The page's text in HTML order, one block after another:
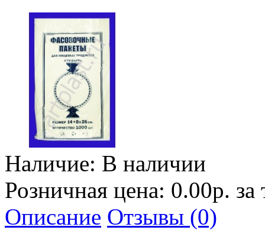
Наличие: В наличии
Розничная цена: 0.00р.
Описание Отзывы (0)